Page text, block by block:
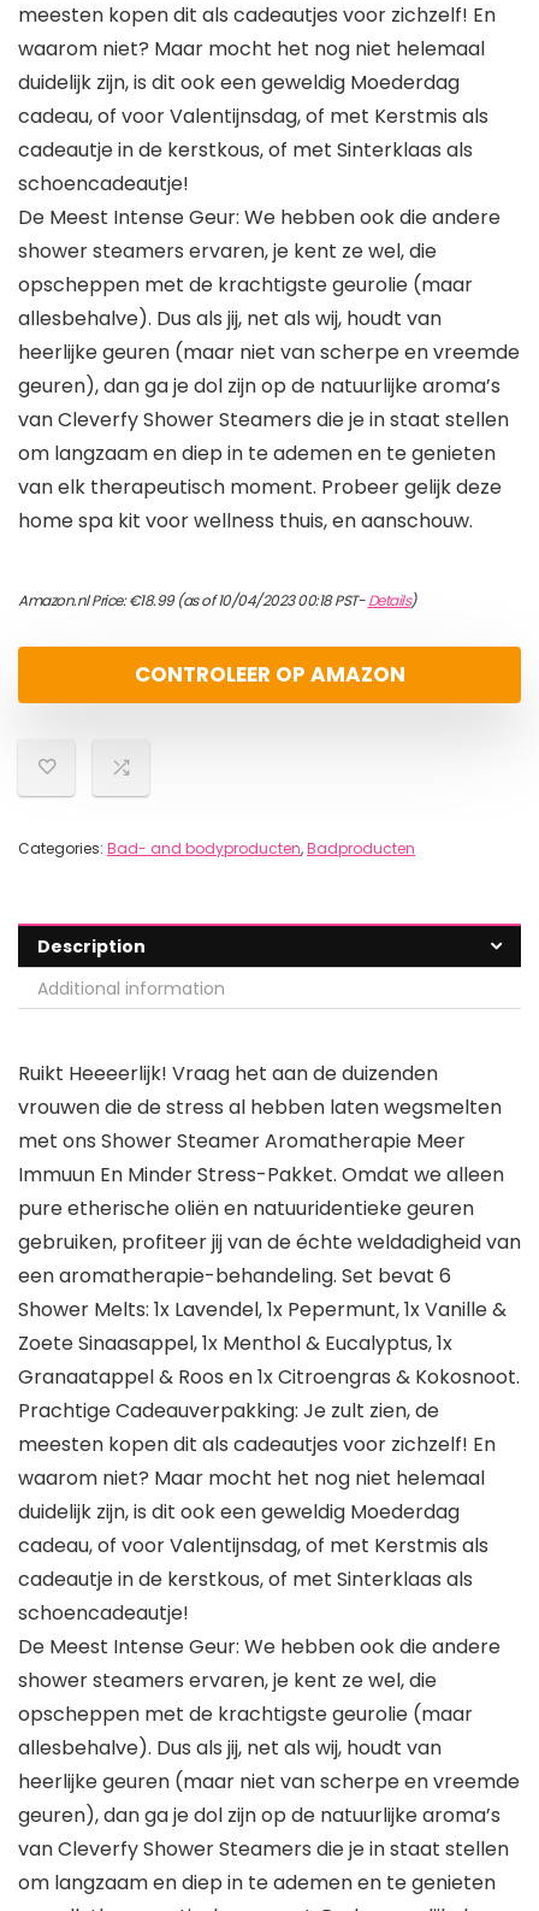
meesten kopen dit als cadeautjes voor zichzelf! En
waarom niet? Maar mocht het nog niet helemaal
duidelijk zijn, is dit ook een geweldig Moederdag
cadeau, of voor Valentijnsdag, of met Kerstmis als
cadeautje in de kerstkous, of met Sinterklaas als
schoencadeautje!
De Meest Intense Geur: We hebben ook die andere
shower steamers ervaren, je kent ze wel, die
opscheppen met de krachtigste geurolie (maar
allesbehalve). Dus als jij, net als wij, houdt van
heerlijke geuren (maar niet van scherpe en vreemde
geuren), dan ga je dol zijn op de natuurlijke aroma’s
van Cleverfy Shower Steamers die je in staat stellen
om langzaam en diep in te ademen en te genieten
van elk therapeutisch moment. Probeer gelijk deze
home spa kit voor wellness thuis, en aanschouw.
Amazon.nl Price:€18.99(as of 10/04/2023 00:18 PST-Details)
CONTROLEER OP AMAZON
Categories: Bad- and bodyproducten,Badproducten
Description
Additional information
Ruikt Heeeerlijk! Vraag het aan de duizenden
vrouwen die de stress al hebben laten wegsmelten
met ons Shower Steamer Aromatherapie Meer
Immuun En Minder Stress-Pakket. Omdat we alleen
pure etherische oliën en natuuridentieke geuren
gebruiken, profiteer jij van de échte weldadigheid van
een aromatherapie-behandeling. Set bevat 6
Shower Melts: 1x Lavendel, 1x Pepermunt, 1x Vanille &
Zoete Sinaasappel, 1x Menthol & Eucalyptus, 1x
Granaatappel & Roos en 1x Citroengras & Kokosnoot.
Prachtige Cadeauverpakking: Je zult zien, de
meesten kopen dit als cadeautjes voor zichzelf! En
waarom niet? Maar mocht het nog niet helemaal
duidelijk zijn, is dit ook een geweldig Moederdag
cadeau, of voor Valentijnsdag, of met Kerstmis als
cadeautje in de kerstkous, of met Sinterklaas als
schoencadeautje!
De Meest Intense Geur: We hebben ook die andere
shower steamers ervaren, je kent ze wel, die
opscheppen met de krachtigste geurolie (maar
allesbehalve). Dus als jij, net als wij, houdt van
heerlijke geuren (maar niet van scherpe en vreemde
geuren), dan ga je dol zijn op de natuurlijke aroma’s
van Cleverfy Shower Steamers die je in staat stellen
om langzaam en diep in te ademen en te genieten